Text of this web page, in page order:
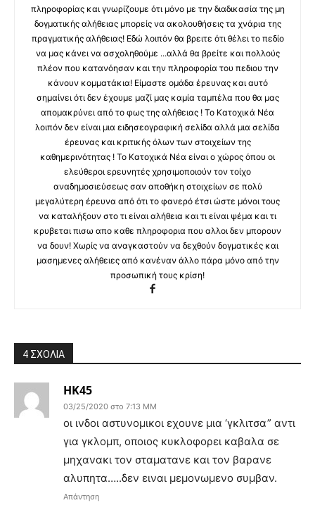
πληροφορίας και γνωρίζουμε ότι μόνο με την διαδικασία της μη
δογματικής αλήθειας μπορείς να ακολουθήσεις τα χνάρια της
πραγματικής αλήθειας! Εδώ λοιπόν θα βρειτε ότι θέλει το πεδίο
να μας κάνει να ασχοληθούμε ...αλλά θα βρείτε και πολλούς
πλέον που κατανόησαν και την πληροφορία του πεδιου την
κάνουν κομματάκια! Είμαστε ομάδα έρευνας και αυτό
σημαίνει ότι δεν έχουμε μαζί μας καμία ταμπέλα που θα μας
απομακρύνει από το φως της αλήθειας ! Το Κατοχικά Νέα
λοιπόν δεν είναι μια ειδησεογραφική σελίδα αλλά μια σελίδα
έρευνας και κριτικής όλων των στοιχείων της
καθημερινότητας ! Το Κατοχικά Νέα είναι ο χώρος όπου οι
ελεύθεροι ερευνητές χρησιμοποιούν τον τοίχο
αναδημοσιεύσεως σαν αποθήκη στοιχείων σε πολύ
μεγαλύτερη έρευνα από ότι το φανερό έτσι ώστε μόνοι τους
να καταλήξουν στο τι είναι αλήθεια και τι είναι ψέμα και τι
κρυβεται πισω απο καθε πληροφορια που αλλοι δεν μπορουν
να δουν! Χωρίς να αναγκαστούν να δεχθούν δογματικές και
μασημενες αλήθειες από κανέναν άλλο πάρα μόνο από την
προσωπική τους κρίση!
4 ΣΧΟΛΙΑ
ΗΚ45
03/25/2020 στο 7:13 ΜΜ
οι ινδοι αστυνομικοι εχουνε μια ‘γκλιτσα” αντι
για γκλομπ, οποιος κυκλοφορει καβαλα σε
μηχανακι τον σταματανε και τον βαρανε
αλυπητα…..δεν ειναι μεμονωμενο συμβαν.
Απάντηση